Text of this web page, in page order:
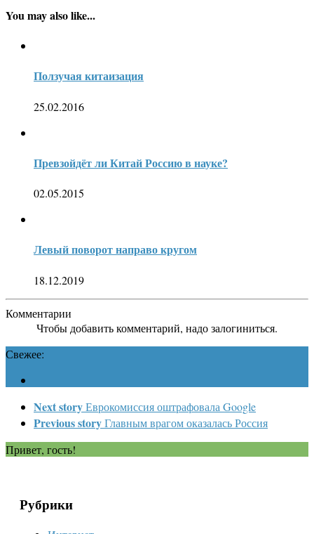
You may also like...
Ползучая китаизация
25.02.2016
Превзойдёт ли Китай Россию в науке?
02.05.2015
Левый поворот направо кругом
18.12.2019
Комментарии
Чтобы добавить комментарий, надо залогиниться.
Свежее:
Next storyЕврокомиссия оштрафовала Google
Previous storyГлавным врагом оказалась Россия
Привет, гость!
Рубрики